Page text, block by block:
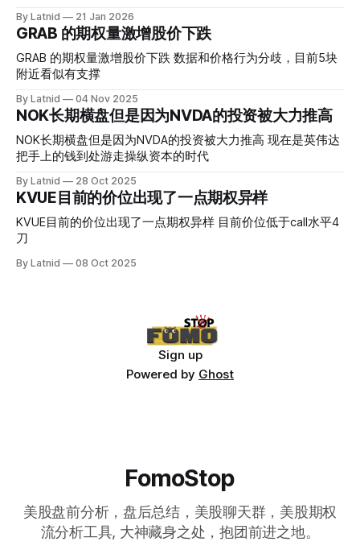
是突破前的支撑CC感觉可以做，放远些, 因为18A的经验还未
真正得到普遍大众的关注，当然财报可以继续出新消息顶一下
压力位置。 数据在70驻扎 整体呈现 47 – 60 短期位置
By Latnid 21 Jan 2026
GRAB 的期权量激增股价下跌
GRAB 的期权量激增股价下跌 数据和价格行为分歧，目前5块
附近看似有支撑
By Latnid 04 Nov 2025
NOK长期横盘但是因为NVDA的投资被大力推高
NOK长期横盘但是因为NVDA的投资被大力推高 现在是英伟达
把手上的钱到处游走操纵资本的时代
By Latnid 28 Oct 2025
KVUE目前的价位出现了一点期权异样
KVUE目前的价位出现了一点期权异样 目前价位低于call水平4
刀
By Latnid 08 Oct 2025
Sign up
Powered by Ghost
FomoStop
美股盘前分析，盘后总结，美股聊天群，美股期权
流分析工具, 大神藏身之处，抱团前进之地。